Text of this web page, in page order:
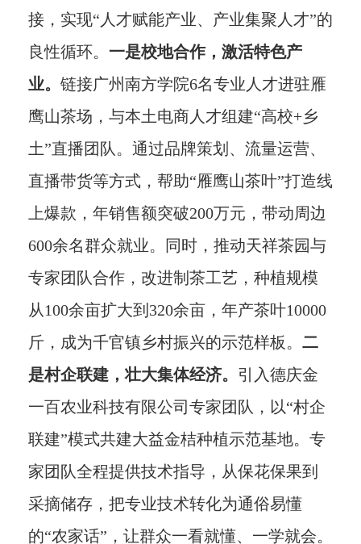
接，实现“人才赋能产业、产业集聚人才”的
良性循环。 一是校地合作，激活特色产
业。 链接广州南方学院6名专业人才进驻雁
鹰山茶场，与本土电商人才组建“高校+乡
土”直播团队。通过品牌策划、流量运营、
直播带货等方式，帮助“雁鹰山茶叶”打造线
上爆款，年销售额突破200万元，带动周边
600余名群众就业。同时，推动天祥茶园与
专家团队合作，改进制茶工艺，种植规模
从100余亩扩大到320余亩，年产茶叶10000
斤，成为千官镇乡村振兴的示范样板。 二
是村企联建，壮大集体经济。 引入德庆金
一百农业科技有限公司专家团队，以“村企
联建”模式共建大益金桔种植示范基地。专
家团队全程提供技术指导，从保花保果到
采摘储存，把专业技术转化为通俗易懂
的“农家话”，让群众一看就懂、一学就会。